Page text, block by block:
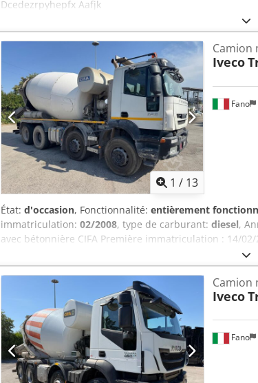
Dcedezrpyhepfx Aafjk
1 / 13
Fano
Camion
Iveco
État: d'occasion, Fonctionnalité: entièrement
immatriculation: 02/2008, type de carburant: diesel,
avec bétonnière CIFA Première immatriculation : 14/
Dcjdpfx Ajzr Rc Rsafsk Nombre d’essieux : 4
technique valide Bon état général Disponible
VÉHICULES DE TOUTES LES MARQUES, MAN,
BÉTONNIÈRES CIFA, SERMAC, PUTZMEISTER ; OU DE
HITACHI, KOMATSU.
Fano
Camion
Iveco